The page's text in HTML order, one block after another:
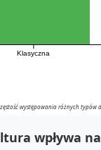
Klasyczna
występowania różnych typów
wpływa na